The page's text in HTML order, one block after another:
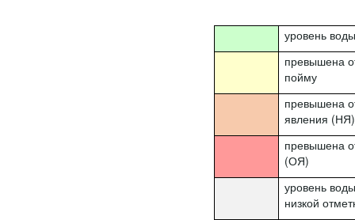
уровень
превышена
пойму
превышена
явления (НЯ)
превышена
(ОЯ)
уровень
низкой